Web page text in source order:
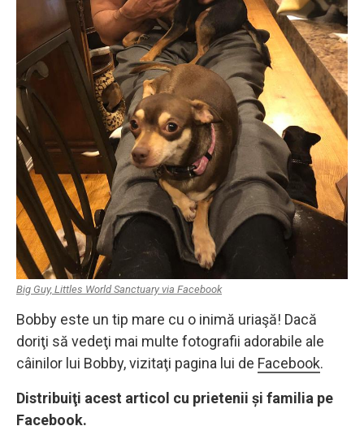
Big Guy, Littles World Sanctuary via Facebook
Bobby este un tip mare cu o inimă uriaşă! Dacă
doriţi să vedeţi mai multe fotografii adorabile ale
câinilor lui Bobby, vizitaţi pagina lui de Facebook.
Distribuiţi acest articol cu prietenii și familia pe
Facebook.